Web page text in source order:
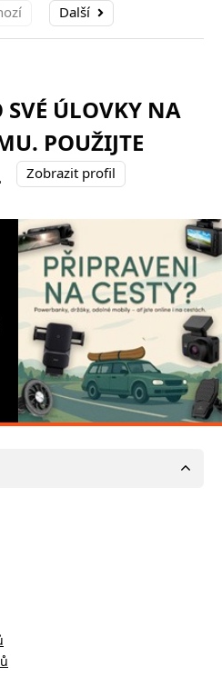
Další
SVÉ ÚLOVKY NA
POUŽIJTE
Zobrazit profil